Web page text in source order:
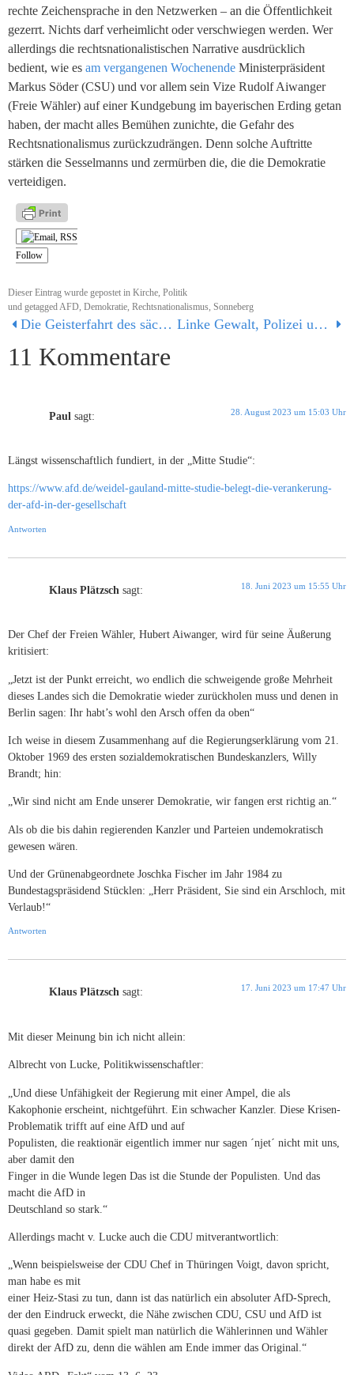
rechte Zeichensprache in den Netzwerken – an die Öffentlichkeit
gezerrt. Nichts darf verheimlicht oder verschwiegen werden. Wer
allerdings die rechtsnationalistischen Narrative ausdrücklich
bedient, wie es am vergangenen Wochenende Ministerpräsident
Markus Söder (CSU) und vor allem sein Vize Rudolf Aiwanger
(Freie Wähler) auf einer Kundgebung im bayerischen Erding getan
haben, der macht alles Bemühen zunichte, die Gefahr des
Rechtsnationalismus zurückzudrängen. Denn solche Auftritte
stärken die Sesselmanns und zermürben die, die die Demokratie
verteidigen.
Follow
Dieser Eintrag wurde gepostet in Kirche Politik
und getagged AFD Demokratie Rechtsnationalismus Sonneberg
Die Geisterfahrt des sächsischen Ministerpräsidenten an Pfingsten: geistlos, herzlos, würdelos. Linke Gewalt, Polizei und der Kampf gegen den Rechtsnationalismus
11 Kommentare
Paul sagt: 28. August 2023 um 15:03 Uhr
Längst wissenschaftlich fundiert, in der „Mitte Studie“:
https://www.afd.de/weidel-gauland-mitte-studie-belegt-die-verankerung-
der-afd-in-der-gesellschaft
Antworten
Klaus Plätzsch sagt: 18. Juni 2023 um 15:55 Uhr
Der Chef der Freien Wähler, Hubert Aiwanger, wird für seine Äußerung
kritisiert:
„Jetzt ist der Punkt erreicht, wo endlich die schweigende große Mehrheit
dieses Landes sich die Demokratie wieder zurückholen muss und denen in
Berlin sagen: Ihr habt’s wohl den Arsch offen da oben“
Ich weise in diesem Zusammenhang auf die Regierungserklärung vom 21.
Oktober 1969 des ersten sozialdemokratischen Bundeskanzlers, Willy
Brandt; hin:
„Wir sind nicht am Ende unserer Demokratie, wir fangen erst richtig an.“
Als ob die bis dahin regierenden Kanzler und Parteien undemokratisch
gewesen wären.
Und der Grünenabgeordnete Joschka Fischer im Jahr 1984 zu
Bundestagspräsidend Stücklen: „Herr Präsident, Sie sind ein Arschloch, mit
Verlaub!“
Antworten
Klaus Plätzsch sagt: 17. Juni 2023 um 17:47 Uhr
Mit dieser Meinung bin ich nicht allein:
Albrecht von Lucke, Politikwissenschaftler:
„Und diese Unfähigkeit der Regierung mit einer Ampel, die als
Kakophonie erscheint, nichtgeführt. Ein schwacher Kanzler. Diese Krisen-
Problematik trifft auf eine AfD und auf
Populisten, die reaktionär eigentlich immer nur sagen ´njet´ nicht mit uns,
aber damit den
Finger in die Wunde legen Das ist die Stunde der Populisten. Und das
macht die AfD in
Deutschland so stark.“
Allerdings macht v. Lucke auch die CDU mitverantwortlich:
„Wenn beispielsweise der CDU Chef in Thüringen Voigt, davon spricht,
man habe es mit
einer Heiz-Stasi zu tun, dann ist das natürlich ein absoluter AfD-Sprech,
der den Eindruck erweckt, die Nähe zwischen CDU, CSU und AfD ist
quasi gegeben. Damit spielt man natürlich die Wählerinnen und Wähler
direkt der AfD zu, denn die wählen am Ende immer das Original.“